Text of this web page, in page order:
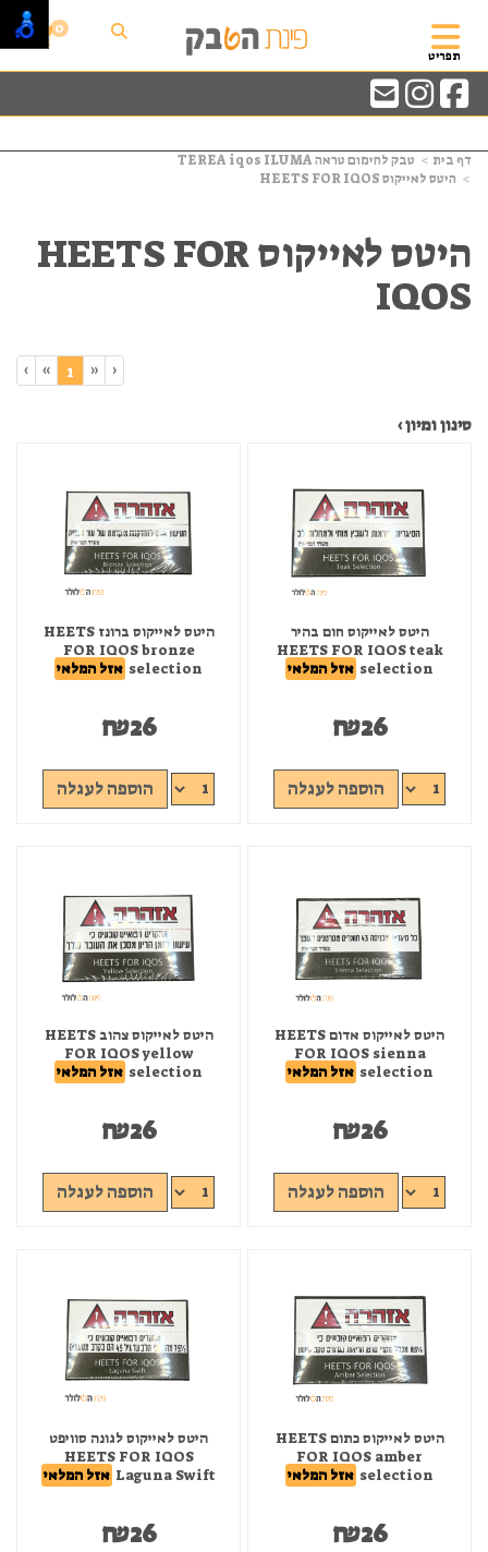
תפריט
0
דף בית
טבק לחימום טראה TEREA iqos ILUMA
היטס לאייקוס HEETS FOR IQOS
היטס לאייקוס HEETS FOR
IQOS
‹
«
1
»
›
סינון ומיון ›
היטס לאייקוס חום בהיר
HEETS FOR IQOS teak
selection אזל המלאי
₪26
הוספה לעגלה
היטס לאייקוס ברונז HEETS
FOR IQOS bronze
selection אזל המלאי
₪26
הוספה לעגלה
היטס לאייקוס אדום HEETS
FOR IQOS sienna
selection אזל המלאי
₪26
הוספה לעגלה
היטס לאייקוס צהוב HEETS
FOR IQOS yellow
selection אזל המלאי
₪26
הוספה לעגלה
היטס לאייקוס כתום HEETS
FOR IQOS amber
selection אזל המלאי
₪26
היטס לאייקוס לגונה סוויפט
HEETS FOR IQOS
Laguna Swift אזל המלאי
₪26